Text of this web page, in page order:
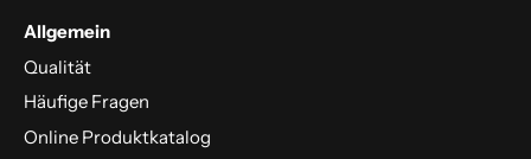
Allgemein
Qualität
Häufige Fragen
Online Produktkatalog